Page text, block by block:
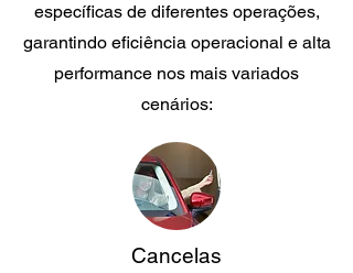
específicas de diferentes operações,
garantindo eficiência operacional e alta
performance nos mais variados
cenários:
Cancelas